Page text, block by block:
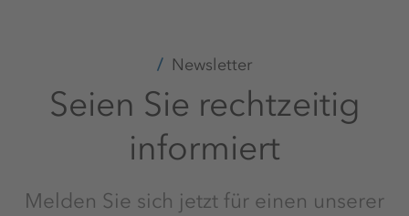
Newsletter
Seien Sie rechtzeitig
informiert
Melden Sie sich jetzt für einen unserer